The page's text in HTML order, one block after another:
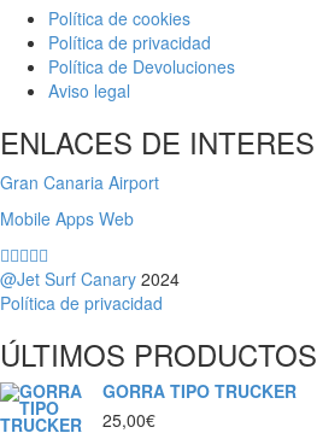
Política de cookies
Política de privacidad
Política de Devoluciones
Aviso legal
ENLACES DE INTERES
Gran Canaria Airport
Mobile Apps Web
@Jet Surf Canary 2024
Política de privacidad
ÚLTIMOS PRODUCTOS
GORRA TIPO TRUCKER
25,00€